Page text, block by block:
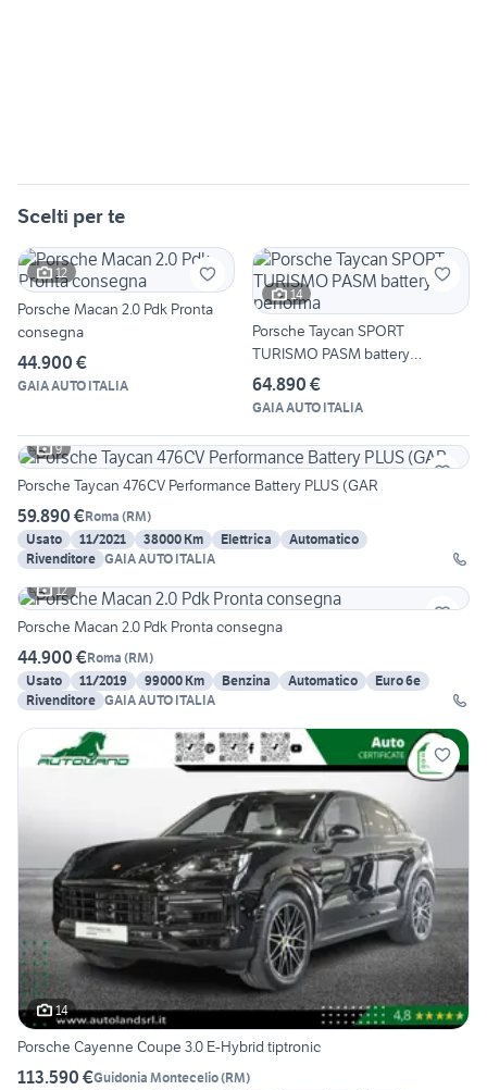
Scelti per te
12
Porsche Macan 2.0 Pdk Pronta
consegna
44.900 €
GAIA AUTO ITALIA
14
Porsche Taycan SPORT
TURISMO PASM battery
performa
64.890 €
GAIA AUTO ITALIA
9
Porsche Taycan 476CV Performance Battery PLUS (GAR
59.890 €Roma (RM)
Usato
11/2021 38000 Km Elettrica
Automatico
Rivenditore GAIA AUTO ITALIA
12
Porsche Macan 2.0 Pdk Pronta consegna
44.900 €Roma (RM)
Usato
11/2019 99000 Km Benzina Automatico
Euro 6e
Rivenditore GAIA AUTO ITALIA
14
Porsche Cayenne Coupe 3.0 E-Hybrid tiptronic
113.590 €Guidonia Montecelio(RM)